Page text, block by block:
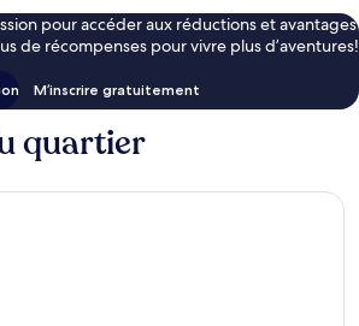
pour accéder aux réductions et avantages
de récompenses pour vivre plus d’aventures!
M’inscrire gratuitement
quartier